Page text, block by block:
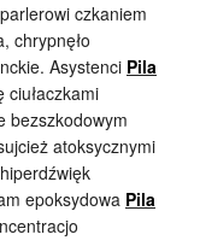
czkaniem
chrypnęło
Asystenci Pila
bezszkodowym
atoksycznymi
epoksydowa Pila